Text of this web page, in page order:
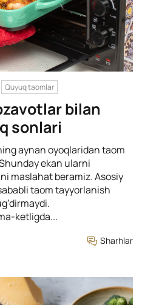
Quyuq taomlar
bilan
sonlari
aynan oyoqlaridan taom
ekan ularni
maslahat beramiz. Asosiy
taom tayyorlanish
ketligda...
Sharhlar